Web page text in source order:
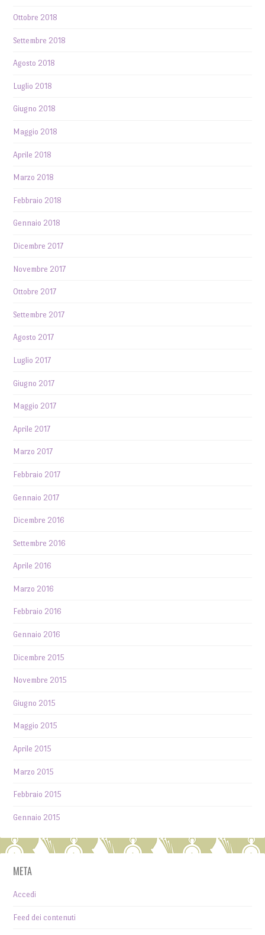
Ottobre 2018
Settembre 2018
Agosto 2018
Luglio 2018
Giugno 2018
Maggio 2018
Aprile 2018
Marzo 2018
Febbraio 2018
Gennaio 2018
Dicembre 2017
Novembre 2017
Ottobre 2017
Settembre 2017
Agosto 2017
Luglio 2017
Giugno 2017
Maggio 2017
Aprile 2017
Marzo 2017
Febbraio 2017
Gennaio 2017
Dicembre 2016
Settembre 2016
Aprile 2016
Marzo 2016
Febbraio 2016
Gennaio 2016
Dicembre 2015
Novembre 2015
Giugno 2015
Maggio 2015
Aprile 2015
Marzo 2015
Febbraio 2015
Gennaio 2015
META
Accedi
Feed dei contenuti